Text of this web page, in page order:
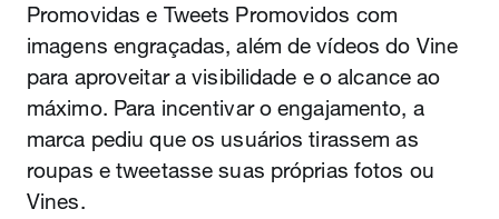
Promovidas e Tweets Promovidos com
imagens engraçadas, além de vídeos do Vine
para aproveitar a visibilidade e o alcance ao
máximo. Para incentivar o engajamento, a
marca pediu que os usuários tirassem as
roupas e tweetasse suas próprias fotos ou
Vines.